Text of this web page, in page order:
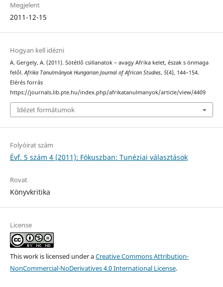
Megjelent
2011-12-15
Hogyan kell idézni
A. Gergely, A. (2011). Sötétlő csillanatok – avagy Afrika kelet, észak s önmaga
felől. Afrika Tanulmányok Hungarian Journal of African Studies, 5(4), 144–154.
Elérés forrás
https://journals.lib.pte.hu/index.php/afrikatanulmanyok/article/view/4409
Idézet formátumok
Folyóirat szám
Évf. 5 szám 4 (2011): Fókuszban: Tunéziai választások
Rovat
Könyvkritika
License
This work is licensed under aCreative Commons Attribution-
NonCommercial-NoDerivatives 4.0 International License.